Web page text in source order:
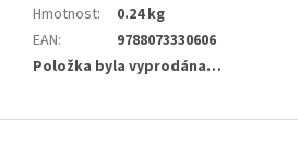
Hmotnost:
0.24 kg
EAN:
9788073330606
Položka byla vyprodána…